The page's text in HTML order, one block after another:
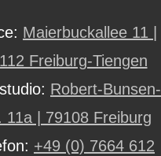
Maierbuckallee 11 |
Freiburg-Tiengen
Robert-Bunsen-
11a | 79108 Freiburg
+49 (0) 7664 612